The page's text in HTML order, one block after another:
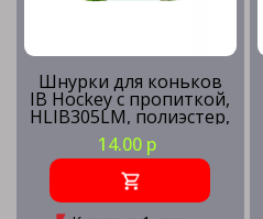
Шнурки для коньков
IB Hockey с пропиткой,
HLIB305LM, полиэстер,
305см, лайм
14.00 р